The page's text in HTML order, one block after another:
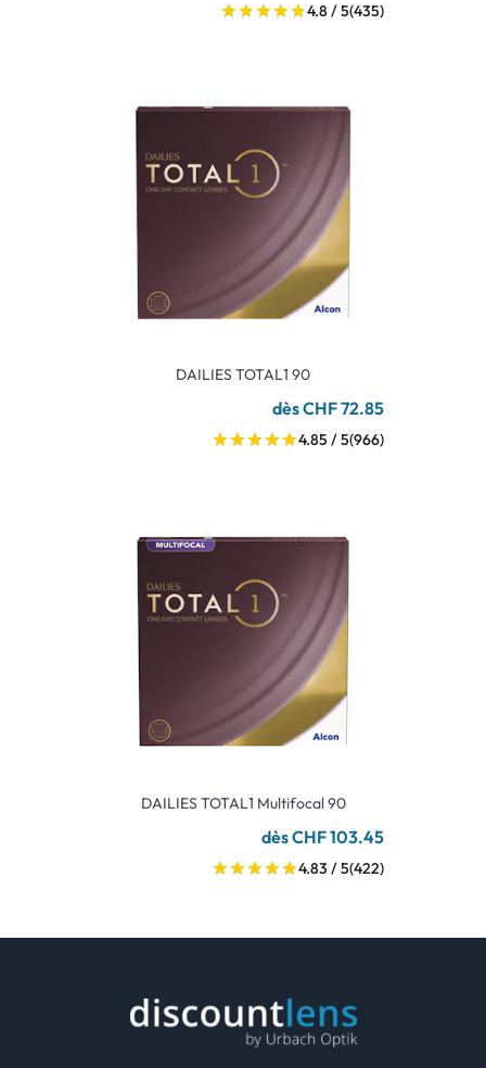
4.8 / 5(435)
DAILIES TOTAL1 90
dès CHF 72.85
4.85 / 5(966)
DAILIES TOTAL1 Multifocal 90
dès CHF 103.45
4.83 / 5(422)